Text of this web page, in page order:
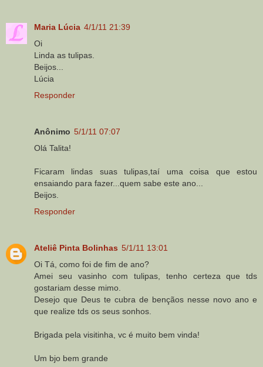
Maria Lúcia 4/1/11 21:39
Oi
Linda as tulipas.
Beijos...
Lúcia
Responder
Anônimo 5/1/11 07:07
Olá Talita!
Ficaram lindas suas tulipas,taí uma coisa que estou
ensaiando para fazer...quem sabe este ano...
Beijos.
Responder
Ateliê Pinta Bolinhas 5/1/11 13:01
Oi Tá, como foi de fim de ano?
Amei seu vasinho com tulipas, tenho certeza que tds
gostariam desse mimo.
Desejo que Deus te cubra de bençãos nesse novo ano e
que realize tds os seus sonhos.
Brigada pela visitinha, vc é muito bem vinda!
Um bjo bem grande